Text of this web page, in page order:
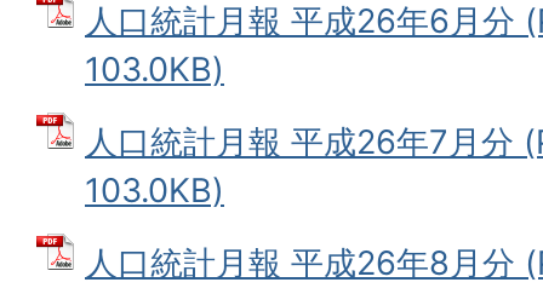
人口統計月報 平成26年6月分
103.0KB)
人口統計月報 平成26年7月分
103.0KB)
人口統計月報 平成26年8月分